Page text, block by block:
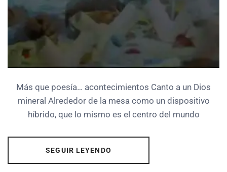
Más que poesía… acontecimientos Canto a un Dios
mineral Alrededor de la mesa como un dispositivo
híbrido, que lo mismo es el centro del mundo
SEGUIR LEYENDO